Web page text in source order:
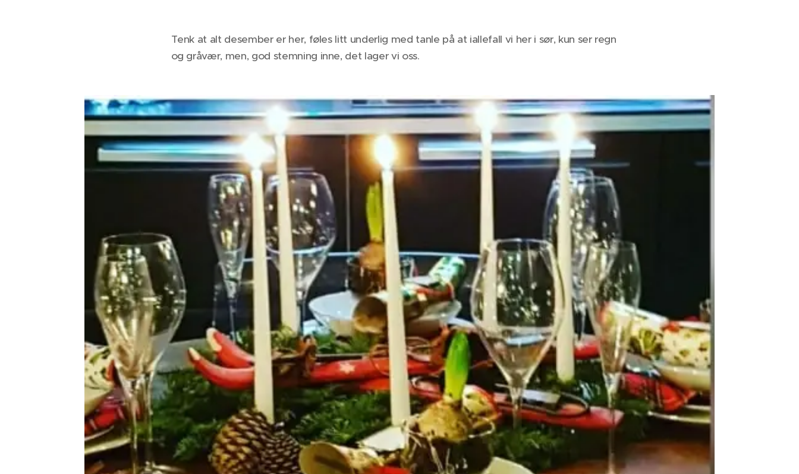
Tenk at alt desember er her, føles litt underlig med tanle på at iallefall vi her i sør, kun ser regn
og gråvær, men, god stemning inne, det lager vi oss.